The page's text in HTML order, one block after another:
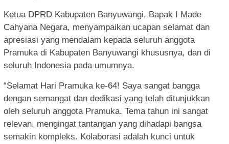
Ketua DPRD Kabupaten Banyuwangi, Bapak I Made
Cahyana Negara, menyampaikan ucapan selamat dan
apresiasi yang mendalam kepada seluruh anggota
Pramuka di Kabupaten Banyuwangi khususnya, dan di
seluruh Indonesia pada umumnya.
“Selamat Hari Pramuka ke-64! Saya sangat bangga
dengan semangat dan dedikasi yang telah ditunjukkan
oleh seluruh anggota Pramuka. Tema tahun ini sangat
relevan, mengingat tantangan yang dihadapi bangsa
semakin kompleks. Kolaborasi adalah kunci untuk